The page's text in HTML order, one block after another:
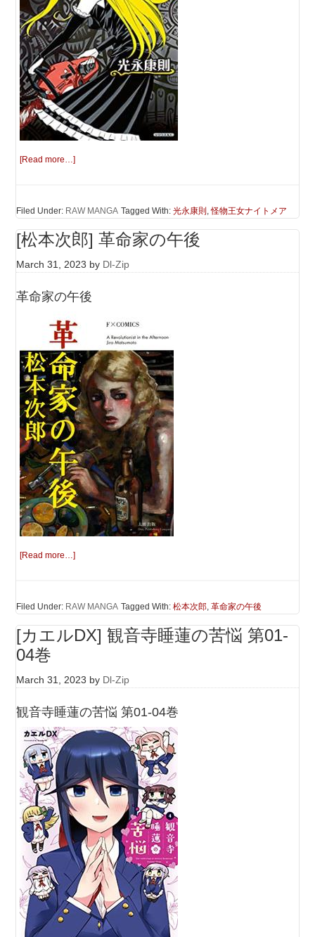
[Read more…]
Filed Under: RAW MANGA Tagged With:光永康則 ,怪物王女ナイトメア
[松本次郎] 革命家の午後
March 31, 2023 by Dl-Zip
革命家の午後
[Read more…]
Filed Under: RAW MANGA Tagged With:松本次郎,革命家の午後
[カエルDX] 観音寺睡蓮の苦悩 第01-
04巻
March 31, 2023 by Dl-Zip
観音寺睡蓮の苦悩 第01-04巻